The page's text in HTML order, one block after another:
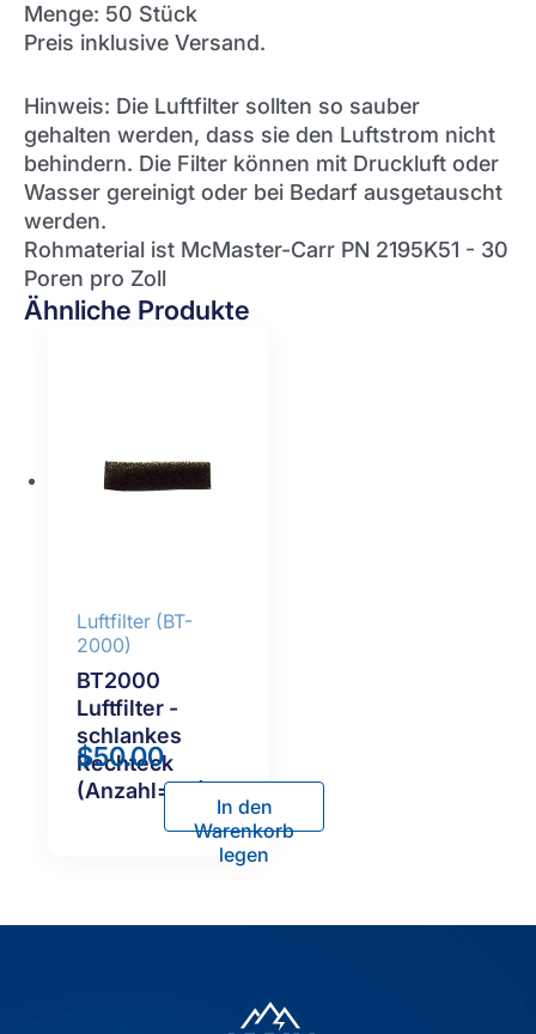
Menge: 50 Stück
Preis inklusive Versand.
Hinweis: Die Luftfilter sollten so sauber
gehalten werden, dass sie den Luftstrom nicht
behindern. Die Filter können mit Druckluft oder
Wasser gereinigt oder bei Bedarf ausgetauscht
werden.
Rohmaterial ist McMaster-Carr PN 2195K51 - 30
Poren pro Zoll
Ähnliche Produkte
Luftfilter (BT-
2000)
BT2000
Luftfilter -
schlankes
Rechteck
(Anzahl=50)
$50.00
In den
Warenkorb
legen